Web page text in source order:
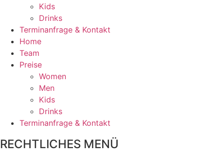
Kids
Drinks
Terminanfrage & Kontakt
Home
Team
Preise
Women
Men
Kids
Drinks
Terminanfrage & Kontakt
RECHTLICHES MENÜ